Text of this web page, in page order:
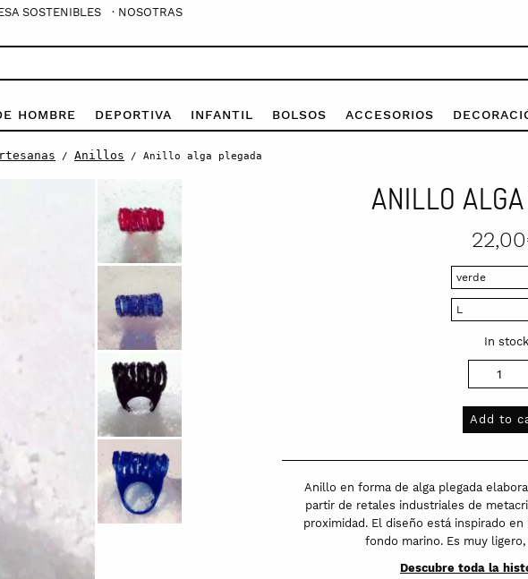
SOSTENIBLES · NOSOTRAS
HOMBRE DEPORTIVA INFANTIL BOLSOS ACCESORIOS
/ Anillos / Anillo alga plegada
ANILLO
22,00
In stock
Add to
Anillo en forma de alga plegada
partir de retales industriales de
proximidad. El diseño está inspirado
fondo marino. Es muy
Descubre toda la